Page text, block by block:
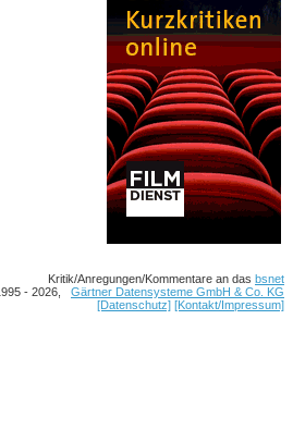
Kritik/Anregungen/Kommentare an das bsnet
- 2026, Gärtner Datensysteme GmbH & Co. KG
[Datenschutz] [Kontakt/Impressum]